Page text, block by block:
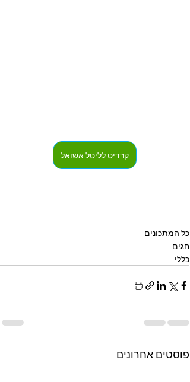
קרדיט לליטל אשואל
כל המתכונים
חגים
כללי
פוסטים אחרונים